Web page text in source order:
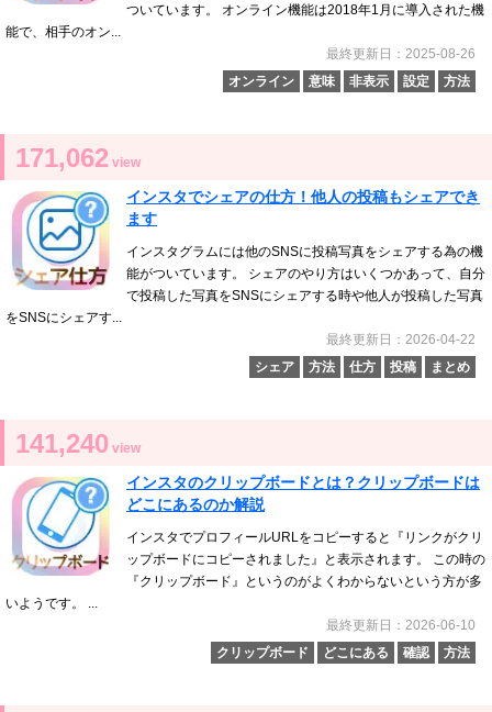
ついています。 オンライン機能は2018年1月に導入された機
能で、相手のオン...
最終更新日：2025-08-26
オンライン
意味 非表示 設定 方法
171,062 view
インスタでシェアの仕方！他人の投稿もシェアでき
ます
インスタグラムには他のSNSに投稿写真をシェアする為の機
能がついています。 シェアのやり方はいくつかあって、自分
で投稿した写真をSNSにシェアする時や他人が投稿した写真
をSNSにシェアす...
最終更新日：2026-04-22
シェア
方法 仕方 投稿 まとめ
141,240 view
インスタのクリップボードとは？クリップボードは
どこにあるのか解説
インスタでプロフィールURLをコピーすると『リンクがクリ
ップボードにコピーされました』と表示されます。 この時の
『クリップボード』というのがよくわからないという方が多
いようです。 ...
最終更新日：2026-06-10
クリップボード
どこにある 確認 方法